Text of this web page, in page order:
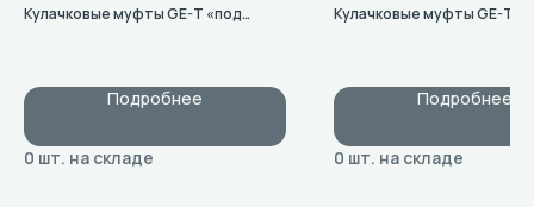
Кулачковые муфты GE-T «под
Подробнее
Кулачковые муфты GE-T
Подробнее